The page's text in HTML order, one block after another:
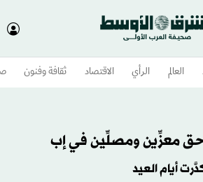
العالم الرأي الاقتصاد ثقافة وفنون
معزِّين ومصلِّين في إب
أيام العيد